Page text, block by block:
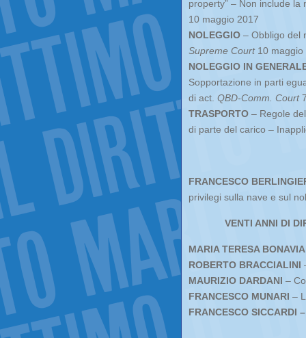
property” – Non include
10 maggio 2017
NOLEGGIO – Obbligo del
Supreme Court10 maggio
NOLEGGIO IN
Sopportazione in parti
di act. QBD-Comm. Court
TRASPORTO – Regole
di parte del carico –
FRANCESCO
privilegi sulla nave e sul
VENTI ANNI DI
MARIA TERESA BONAVIA
ROBERTO BRACCIALINI
MAURIZIO DARDANI –
FRANCESCO MUNARI –
FRANCESCO SICCARDI –